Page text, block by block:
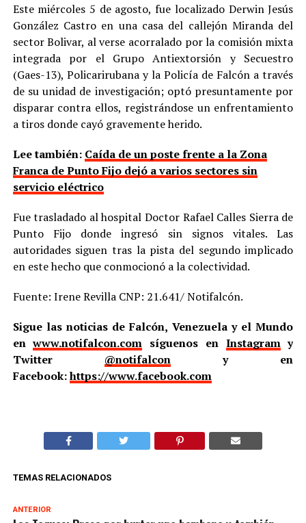
Este miércoles 5 de agosto, fue localizado Derwin Jesús
González Castro en una casa del callejón Miranda del
sector Bolivar, al verse acorralado por la comisión mixta
integrada por el Grupo Antiextorsión y Secuestro
(Gaes-13), Policarirubana y la Policía de Falcón a través
de su unidad de investigación; optó presuntamente por
disparar contra ellos, registrándose un enfrentamiento
a tiros donde cayó gravemente herido.
Lee también: Caída de un poste frente a la Zona
Franca de Punto Fijo dejó a varios sectores sin
servicio eléctrico
Fue trasladado al hospital Doctor Rafael Calles Sierra de
Punto Fijo donde ingresó sin signos vitales. Las
autoridades siguen tras la pista del segundo implicado
en este hecho que conmocionó a la colectividad.
Fuente: Irene Revilla CNP: 21.641/ Notifalcón.
Sigue las noticias de Falcón, Venezuela y el Mundo
enwww.notifalcon.com síguenos en Instagramy
Twitter @notifalcony en
Facebook:https://www.facebook.com
TEMAS RELACIONADOS
ANTERIOR